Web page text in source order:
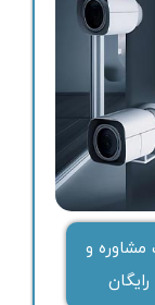
و
رایگان